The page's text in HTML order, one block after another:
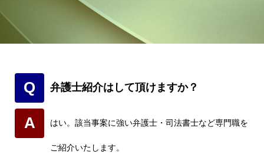
Q 弁護士紹介はして頂けますか？
A はい。該当事案に強い弁護士・司法書士など専門職を
ご紹介いたします。